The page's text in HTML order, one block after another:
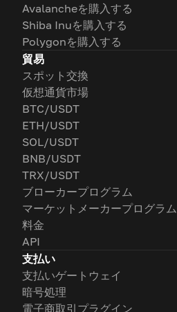
Avalancheを購入する
Shiba Inuを購入する
Polygonを購入する
貿易
スポット交換
仮想通貨市場
BTC/USDT
ETH/USDT
SOL/USDT
BNB/USDT
TRX/USDT
ブローカープログラム
マーケットメーカープログラム
料金
API
支払い
支払いゲートウェイ
暗号処理
電子商取引プラグイン